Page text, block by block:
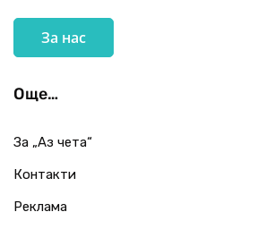
За нас
Още…
За „Аз чета“
Контакти
Реклама